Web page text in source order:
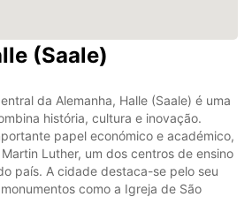
(Saale)
da Alemanha, Halle (Saale) é uma
história, cultura e inovação.
papel económico e académico,
Luther, um dos centros de ensino
país. A cidade destaca-se pelo seu
como a Igreja de São